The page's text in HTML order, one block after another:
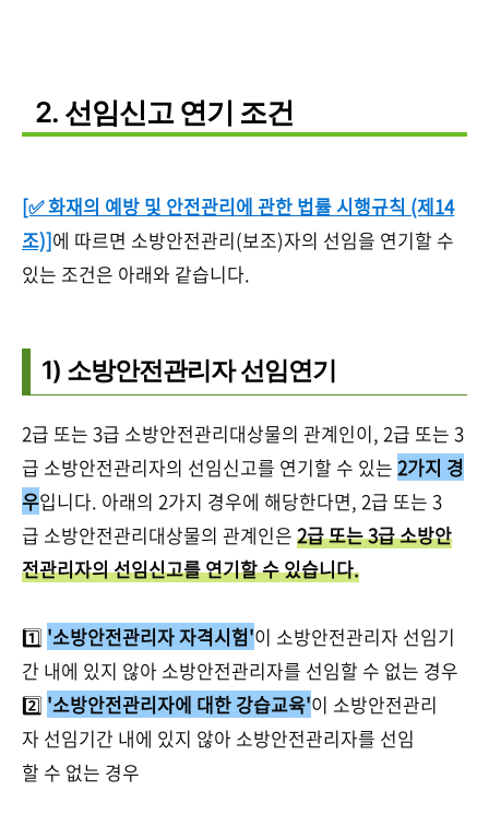
2. 선임신고 연기 조건
[✅ 화재의 예방 및 안전관리에 관한 법률 시행규칙 (제14
조)]에 따르면 소방안전관리(보조)자의 선임을 연기할 수
있는 조건은 아래와 같습니다.
1) 소방안전관리자 선임연기
2급 또는 3급 소방안전관리대상물의 관계인이, 2급 또는 3
급 소방안전관리자의 선임신고를 연기할 수 있는 2가지 경
우입니다. 아래의 2가지 경우에 해당한다면, 2급 또는 3
급 소방안전관리대상물의 관계인은 2급 또는 3급 소방안
전관리자의 선임신고를 연기할 수 있습니다.
1️⃣ '소방안전관리자 자격시험'이 소방안전관리자 선임기
간 내에 있지 않아 소방안전관리자를 선임할 수 없는 경우
2️⃣ '소방안전관리자에 대한 강습교육'이 소방안전관리
자 선임기간 내에 있지 않아 소방안전관리자를 선임
할 수 없는 경우